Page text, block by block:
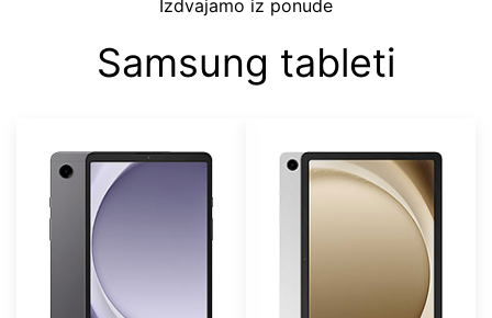
Izdvajamo iz ponude
Samsung tableti